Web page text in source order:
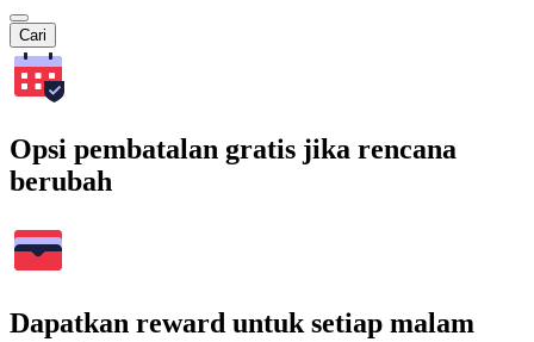
Cari
Opsi pembatalan gratis jika rencana
berubah
Dapatkan reward untuk setiap malam